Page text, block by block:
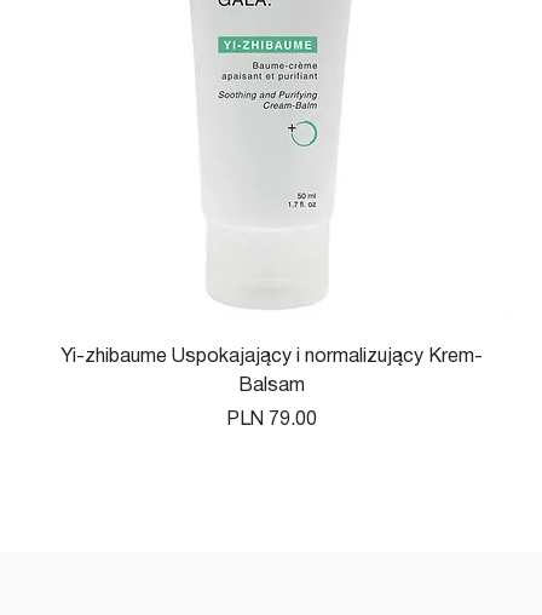
Yi-zhibaume Uspokajający i normalizujący Krem-
Balsam
Price
PLN 79.00